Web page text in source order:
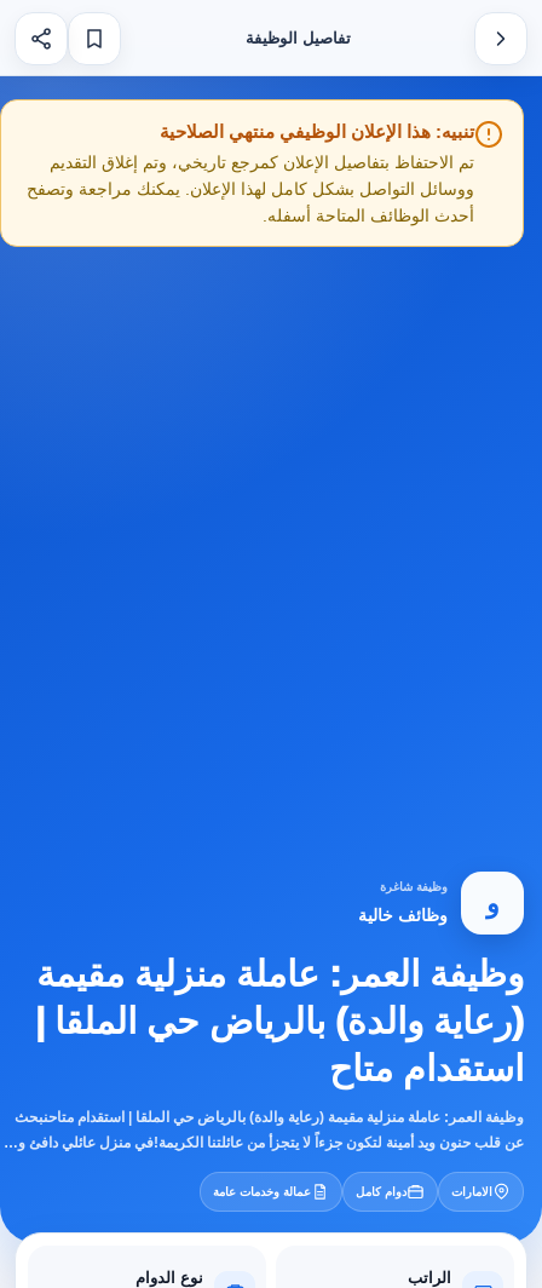
تفاصيل الوظيفة
تنبيه: هذا الإعلان الوظيفي منتهي الصلاحية
تم الاحتفاظ بتفاصيل الإعلان كمرجع تاريخي، وتم إغلاق التقديم
ووسائل التواصل بشكل كامل لهذا الإعلان. يمكنك مراجعة وتصفح
أحدث الوظائف المتاحة أسفله.
و
وظيفة شاغرة
وظائف خالية
وظيفة العمر: عاملة منزلية مقيمة
(رعاية والدة) بالرياض حي الملقا |
استقدام متاح
وظيفة العمر: عاملة منزلية مقيمة (رعاية والدة) بالرياض حي الملقا | استقدام متاحنبحث
عن قلب حنون ويد أمينة لتكون جزءاً لا يتجزأ من عائلتنا الكريمة!في منزل عائلي دافئ و…
الامارات دوام كامل عمالة وخدمات عامة
الراتب نوع الدوام